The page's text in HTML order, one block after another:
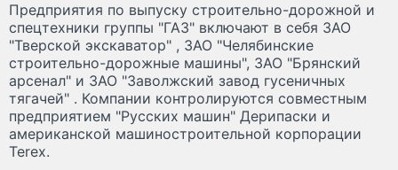
Предприятия по выпуску строительно-дорожной и
спецтехники группы "ГАЗ" включают в себя ЗАО
"Тверской экскаватор" , ЗАО "Челябинские
строительно-дорожные машины", ЗАО "Брянский
арсенал" и ЗАО "Заволжский завод гусеничных
тягачей" . Компании контролируются совместным
предприятием "Русских машин" Дерипаски и
американской машиностроительной корпорации
Terex.